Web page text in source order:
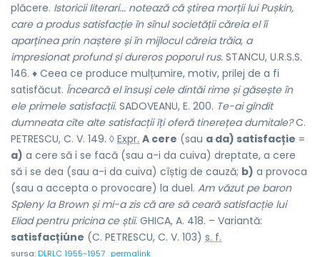
plăcere. Istoricii literari... notează că știrea morții lui Pușkin,
care a produs satisfacție în sînul societății căreia el îi
aparținea prin naștere și în mijlocul căreia trăia, a
impresionat profund și dureros poporul rus. STANCU, U.R.S.S.
146. ♦ Ceea ce produce mulțumire, motiv, prilej de a fi
satisfăcut. Încearcă el însuși cele dintăi rime și găsește în
ele primele satisfacții. SADOVEANU, E. 200. Te-ai gîndit
dumneata cîte alte satisfacții îți oferă tinerețea dumitale?C.
PETRESCU, C. V. 149. ◊ Expr. A cere (sau a da) satisfacție =
a) a cere să i se facă (sau a-i da cuiva) dreptate, a cere
să i se dea (sau a-i da cuiva) cîștig de cauză; b) a provoca
(sau a accepta o provocare) la duel. Am văzut pe baron
Spleny la Brown și mi-a zis că are să ceară satisfacție lui
Eliad pentru pricina ce știi. GHICA, A. 418. – Variantă:
satisfacțiúne (C. PETRESCU, C. V. 103) s. f.
sursa:DLRLC 1955-1957 permalink